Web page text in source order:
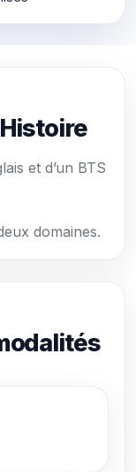
et d’un BTS
domaines.